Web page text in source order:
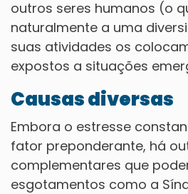
outros seres humanos (o
naturalmente a uma
suas atividades os
expostos a situações
Causas diversas
Embora o estresse
fator preponderante, há
complementares que
esgotamentos como a